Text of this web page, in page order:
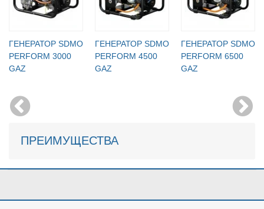
ГЕНЕРАТОР SDMO
PERFORM 3000
GAZ
ГЕНЕРАТОР SDMO
PERFORM 4500
GAZ
ГЕНЕРАТОР SDMO
PERFORM 6500
GAZ
ПРЕИМУЩЕСТВА